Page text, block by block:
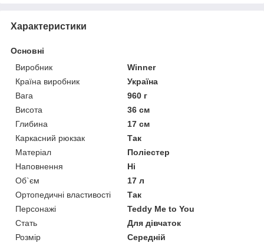
Характеристики
Основні
Виробник
Winner
Країна виробник
Україна
Вага
960 г
Висота
36 см
Глибина
17 см
Каркасний рюкзак
Так
Матеріал
Поліестер
Наповнення
Ні
Об`єм
17 л
Ортопедичні властивості
Так
Персонажі
Teddy Me to You
Стать
Для дівчаток
Розмір
Середній